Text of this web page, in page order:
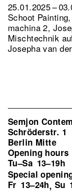
25.01.2025 –
Schoot
machina 2,
Mischtechnik
Josepha van
Semjon
Schröderstr. 1
Berlin Mitte
Opening hours
Tu–Sa 13–19h
Special
Fr 13–24h, Su